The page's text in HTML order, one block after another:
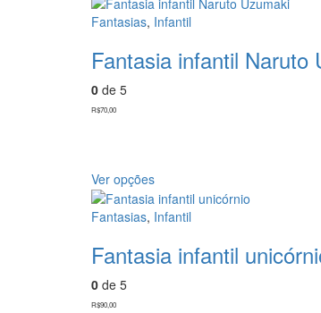
Fantasias, Infantil
Fantasia infantil Naruto
0 de 5
R$70,00
Ver opções
Fantasias, Infantil
Fantasia infantil
0 de 5
R$90,00